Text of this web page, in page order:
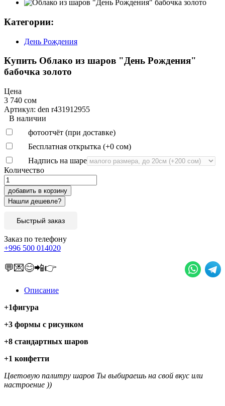
Категории:
День Рождения
Купить Облако из шаров "День Рождения"
бабочка золото
Цена
3 740 сом
Артикул: den r431912955
В наличии
фотоотчёт (при доставке)
Бесплатная открытка (+0 сом)
Надпись на шаре
Количество
добавить в корзину
Быстрый заказ
Заказ по телефону
+996 500 014020
💬💌😊📲👉
Описание
+1фигура
+3 формы с рисунком
+8 стандартных шаров
+1 конфетти
Цветовую палитру шаров Ты выбираешь на свой вкус или
настроение ))